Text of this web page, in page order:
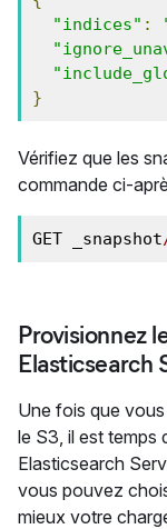
"indices" :
}
Vérifiez que les
commande ci-
GET _snapshot
Provisionnez
Elasticsearch
Une fois que
le S3, il est temps
Elasticsearch
vous pouvez
mieux votre